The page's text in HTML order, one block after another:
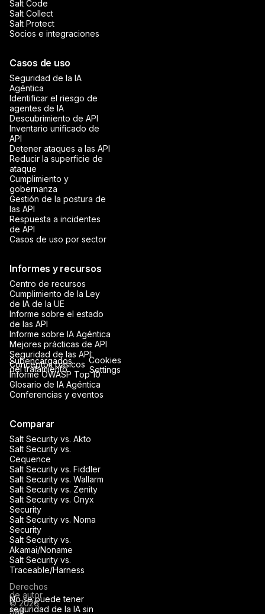
Salt Code
Salt Collect
Salt Protect
Socios e integraciones
Casos de uso
Seguridad de la IA
Agéntica
Identificar el riesgo de
agentes de IA
Descubrimiento de API
Inventario unificado de
API
Detener ataques a las API
Reducir la superficie de
ataque
Cumplimiento y
gobernanza
Gestión de la postura de
las API
Respuesta a incidentes
de API
Casos de uso por sector
Informes y recursos
Centro de recursos
Cumplimiento de la Ley
de IA de la UE
Informe sobre el estado
de las API
Informe sobre IA Agéntica
Mejores prácticas de API
Seguridad de las API:
Conceptos básicos
Informe OWASP Top 10
Glosario de IA Agéntica
Conferencias y eventos
No se puede tener
seguridad de la IA sin
Comparar
Salt Security vs. Akto
Salt Security vs.
Cequence
Salt Security vs. Fiddler
Salt Security vs. Wallarm
Salt Security vs. Zenity
Salt Security vs. Onyx
Security
Salt Security vs. Noma
Security
Salt Security vs.
Akamai/Noname
Salt Security vs.
Traceable/Harness
Subencargados
del tratamiento
Cookies
Settings
Derechos
de autor
© 2026
Salt